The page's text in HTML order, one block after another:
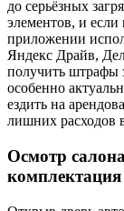
до серьёзных
элементов, и если
приложении
Яндекс Драйв,
получить штрафы
особенно
ездить на
лишних расходов
Осмотр
комплектация